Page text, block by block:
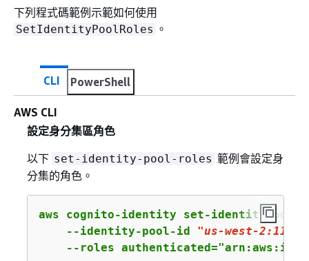
下列程式碼範例示範如何使用
SetIdentityPoolRoles 。
CLI PowerShell
AWS CLI
設定身分集區角色
以下 set-identity-pool-roles 範例會設定身
分集的角色。
aws cognito-identity set-identity-
    --identity-pool-id
"us-west-
--roles